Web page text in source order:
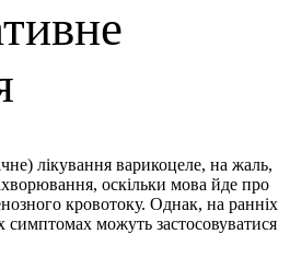
лікування варикоцеле, на жаль,
оскільки мова йде про
кровотоку. Однак, на ранніх
симптомах можуть застосовуватися